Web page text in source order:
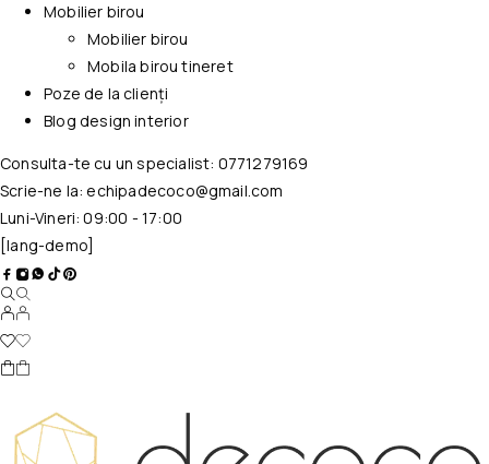
Mobilier birou
Mobilier birou
Mobila birou tineret
Poze de la clienți
Blog design interior
Consulta-te cu un specialist: 0771279169
Scrie-ne la:echipadecoco@gmail.com
Luni-Vineri: 09:00 - 17:00
[lang-demo]